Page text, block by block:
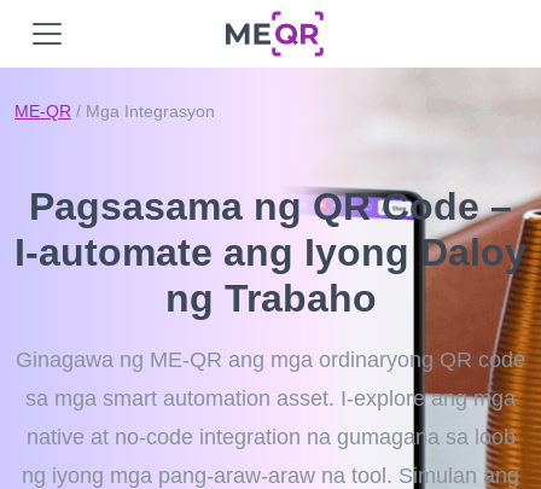
ME-QR / Mga Integrasyon
Pagsasama ng QR Code –
I-automate ang Iyong Daloy
ng Trabaho
Ginagawa ng ME-QR ang mga ordinaryong QR code
sa mga smart automation asset. I-explore ang mga
native at no-code integration na gumagana sa loob
ng iyong mga pang-araw-araw na tool. Simulan ang